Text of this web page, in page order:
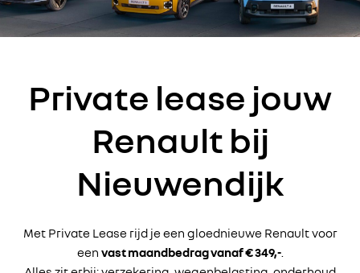
Private lease jouw
Renault bij
Nieuwendijk
Met Private Lease rijd je een gloednieuwe Renault voor
een vast maandbedrag vanaf € 349,-.